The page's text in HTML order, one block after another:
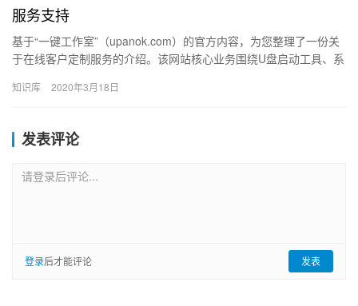
服务支持
基于“一键工作室”（upanok.com）的官方内容，为您整理了一份关
于在线客户定制服务的介绍。该网站核心业务围绕U盘启动工具、系
知识库 2020年3月18日
发表评论
请登录后评论...
登录后才能评论 发表